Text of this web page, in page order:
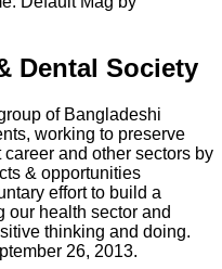
Dental Society
of Bangladeshi
working to preserve
and other sectors by
& opportunities
effort to build a
our health sector and
thinking and doing.
26, 2013.